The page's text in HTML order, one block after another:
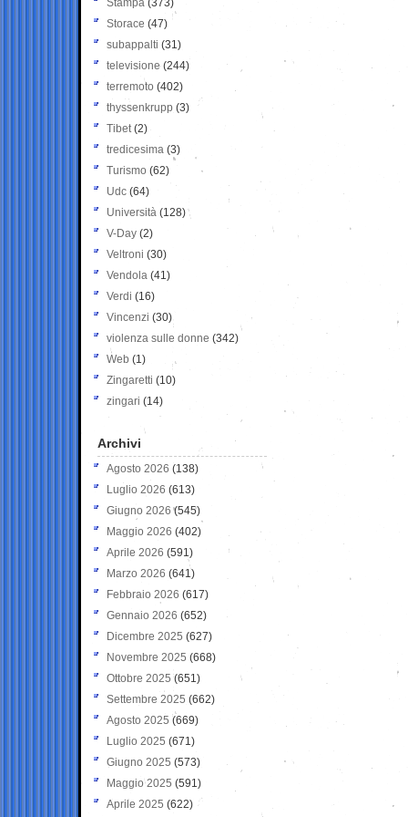
Stampa (373)
Storace (47)
subappalti (31)
televisione(244)
terremoto (402)
thyssenkrupp (3)
Tibet(2)
tredicesima (3)
Turismo (62)
Udc (64)
Università (128)
V-Day (2)
Veltroni (30)
Vendola (41)
Verdi (16)
Vincenzi (30)
violenza sulle donne (342)
Web (1)
Zingaretti (10)
zingari (14)
Archivi
Agosto 2026 (138)
Luglio 2026 (613)
Giugno 2026 (545)
Maggio 2026 (402)
Aprile 2026 (591)
Marzo 2026 (641)
Febbraio 2026 (617)
Gennaio 2026 (652)
Dicembre 2025 (627)
Novembre 2025 (668)
Ottobre 2025 (651)
Settembre 2025 (662)
Agosto 2025 (669)
Luglio 2025 (671)
Giugno 2025 (573)
Maggio 2025 (591)
Aprile 2025 (622)